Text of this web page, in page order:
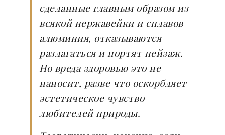
сделанные главным образом из
всякой нержавейки и сплавов
алюминия, отказываются
разлагаться и портят пейзаж.
Но вреда здоровью это не
наносит, разве что оскорбляет
эстетическое чувство
любителей природы.